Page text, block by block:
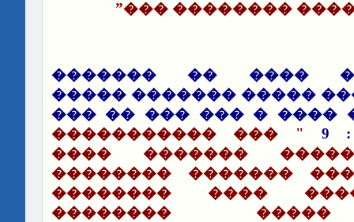
���������������
����� ����� ����
�������� ����� �����
���� ������� ���� �
" ��� �����������
�������� ������
������ �������
��� ���������
������� �����